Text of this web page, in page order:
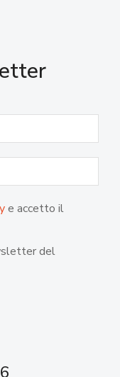
e accetto il
del